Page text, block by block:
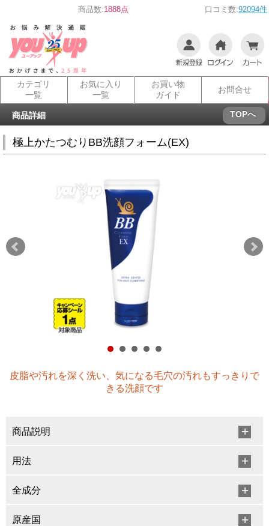
商品数:1888点 口コミ数:92094件
カテゴリ
一覧
お気に入り
一覧
お買い物
ガイド
お問合せ
商品詳細 TOPへ
極上かたつむりBB洗顔フォーム(EX)
皮脂や汚れを深く洗い、気になる毛穴の汚れもすっきりで
きる洗顔です
商品説明
用法
全成分
原産国